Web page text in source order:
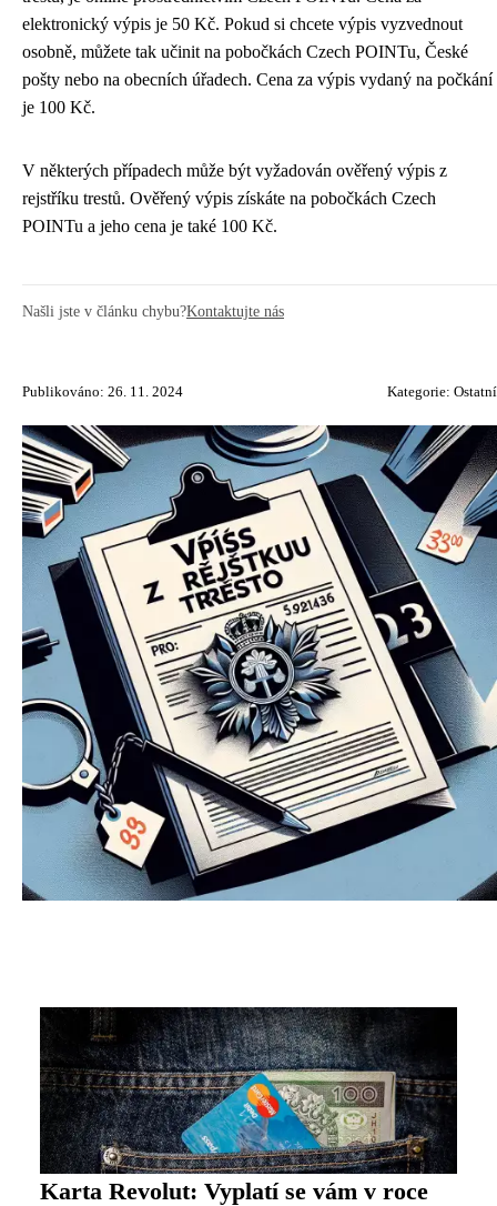
elektronický výpis je 50 Kč. Pokud si chcete výpis vyzvednout
osobně, můžete tak učinit na pobočkách Czech POINTu, České
pošty nebo na obecních úřadech. Cena za výpis vydaný na počkání
je 100 Kč.
V některých případech může být vyžadován ověřený výpis z
rejstříku trestů. Ověřený výpis získáte na pobočkách Czech
POINTu a jeho cena je také 100 Kč.
Našli jste v článku chybu?Kontaktujte nás
Publikováno: 26. 11. 2024 Kategorie: Ostatní
Karta Revolut: Vyplatí se vám v roce